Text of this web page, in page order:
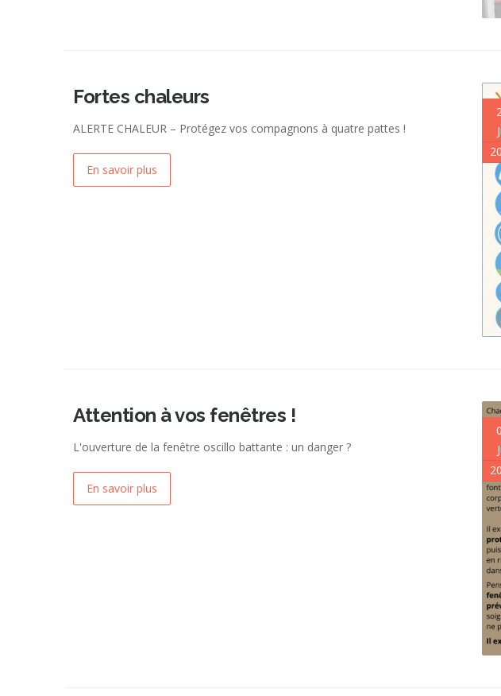
Fortes chaleurs
ALERTE CHALEUR – Protégez vos compagnons à quatre pattes !
En savoir plus
Attention à vos fenêtres !
L'ouverture de la fenêtre oscillo battante : un danger ?
En savoir plus